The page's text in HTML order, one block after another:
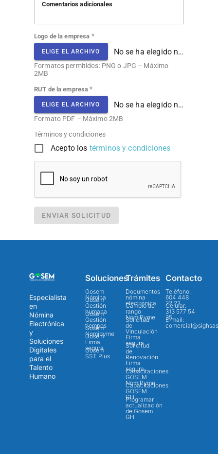
Comentarios adicionales
Logo de la empresa *
ELIGE EL ARCHIVO No se ha elegido ningún archivo
Formatos permitidos: PNG o JPG – Máximo
2MB
RUT de la empresa*
ELIGE EL ARCHIVO No se ha elegido ningún archivo
Formato PDF – Máximo 2MB
Términos y condiciones
Acepto los términos y condiciones
ENVIAR SOLICITUD
Especialista
en
Nómina
Electrónica
y
Soluciones
Digitales
para el
Talento
Humano
Soluciones
Gosem
Nómina
Gosem
Gestión
humana
Gosem
Gestión
tiempos
Gosem
Nomipyme
Gosem
Firma
segura
Gosem
SST Plus
Trámites
Documentos
nómina
electrónica
Cambio de
rango
NomiPyme
Solicitud
de
Vinculación
Firma
segura
Solicitud
de
Renovación
Firma
segura
Capacitaciones
GOSEM
NomiPyme
Capacitaciones
GOSEM
GH
Programar
actualización
de Gosem
GH
Contacto
Teléfono:
604 448
22 23
Celular:
313 577 54
35
E-mail: